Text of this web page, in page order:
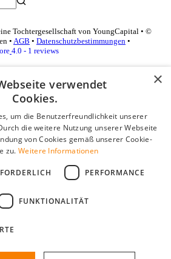
Tochtergesellschaft von YoungCapital • ©
• AGB • Datenschutzbestimmungen •
4.0 - 1 reviews
können Sie ein Unternehmensprofil
×
verwendet
Cookies.
um die Benutzerfreundlichkeit unserer
die weitere Nutzung unserer Webseite
von Cookies gemäß unserer Cookie-
zu. Weitere Informationen
PERFORMANCE
FUNKTIONALITÄT